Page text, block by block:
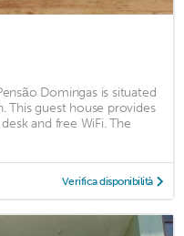
Domingas is situated
This guest house provides
and free WiFi. The
Verifica disponibilità